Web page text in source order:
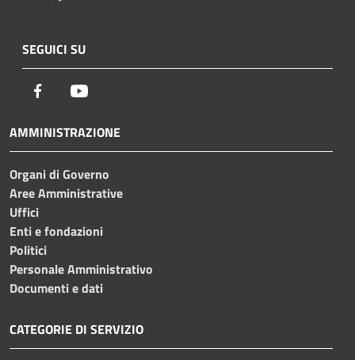
SEGUICI SU
Facebook
AMMINISTRAZIONE
Organi di Governo
Aree Amministrative
Uffici
Enti e fondazioni
Politici
Personale Amministrativo
Documenti e dati
CATEGORIE DI SERVIZIO